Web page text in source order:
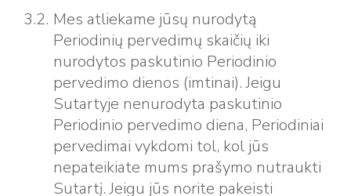
Mes atliekame jūsų nurodytą
Periodinių pervedimų skaičių iki
nurodytos paskutinio Periodinio
pervedimo dienos (imtinai). Jeigu
Sutartyje nenurodyta paskutinio
Periodinio pervedimo diena, Periodiniai
pervedimai vykdomi tol, kol jūs
nepateikiate mums prašymo nutraukti
Sutartį. Jeigu jūs norite pakeisti